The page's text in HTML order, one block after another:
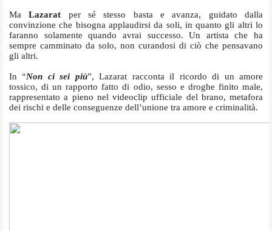
MaLazarat per sé stesso basta e avanza, guidato dalla
convinzione che bisogna applaudirsi da soli, in quanto gli altri lo
faranno solamente quando avrai successo. Un artista che ha
sempre camminato da solo, non curandosi di ciò che pensavano
gli altri.
In “Non ci sei più”, Lazarat racconta il ricordo di un amore
tossico, di un rapporto fatto di odio, sesso e droghe finito male,
rappresentato a pieno nel videoclip ufficiale del brano, metafora
dei rischi e delle conseguenze dell’unione tra amore e criminalità.